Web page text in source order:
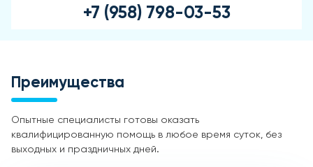
+7 (958) 798-03-53
Преимущества
Опытные специалисты готовы оказать
квалифицированную помощь в любое время суток, без
выходных и праздничных дней.